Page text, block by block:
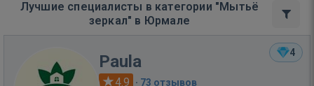
Лучшие специалисты в категории "Мытьё
зеркал" в Юрмале
4
Paula
4.9 · 73 отзывов